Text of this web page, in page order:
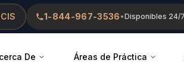
1-844-967-3536 •Disponibles 24/7
De Áreas de Práctica